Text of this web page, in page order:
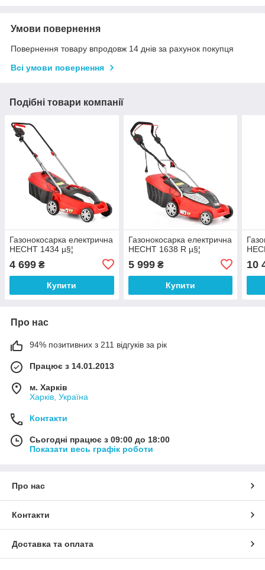
Умови повернення
Повернення товару впродовж 14 днів за рахунок покупця
Всі умови повернення
Подібні товари компанії
Газонокосарка електрична
HECHT 1434 µ§¦
4 699 ₴
Купити
Газонокосарка електрична
HECHT 1638 R µ§¦
5 999₴
Купити
10
Про нас
94% позитивних з 211 відгуків за рік
Працює з 14.01.2013
м. Харків
Харків, Україна
Контакти
Сьогодні працює з 09:00 до 18:00
Показати весь графік роботи
Про нас
Контакти
Доставка та оплата